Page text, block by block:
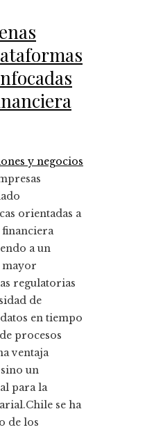
y negocios
orientadas a
a un
regulatorias
de
en tiempo
procesos
ventaja
un
para la
se ha
de los